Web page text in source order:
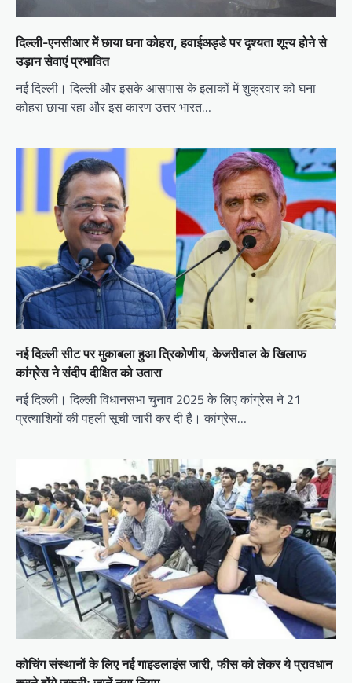
दिल्ली-एनसीआर में छाया घना कोहरा, हवाईअड्डे पर दृश्यता शून्य होने से
उड़ान सेवाएं प्रभावित
नई दिल्ली। दिल्ली और इसके आसपास के इलाकों में शुक्रवार को घना
कोहरा छाया रहा और इस कारण उत्तर भारत…
नई दिल्ली सीट पर मुकाबला हुआ त्रिकोणीय, केजरीवाल के खिलाफ
कांग्रेस ने संदीप दीक्षित को उतारा
नई दिल्ली। दिल्ली विधानसभा चुनाव 2025 के लिए कांग्रेस ने 21
प्रत्याशियों की पहली सूची जारी कर दी है। कांग्रेस…
कोचिंग संस्थानों के लिए नई गाइडलाइंस जारी, फीस को लेकर ये प्रावधान